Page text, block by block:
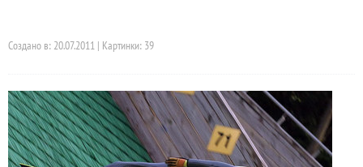
Создано в: 20.07.2011 | Картинки: 39